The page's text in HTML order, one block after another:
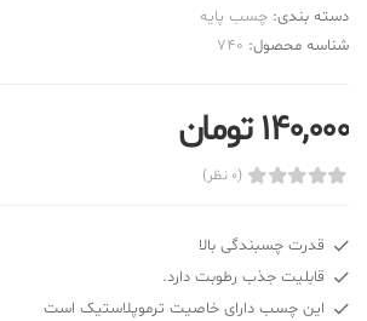
دسته بندی: چسب پایه
شناسه محصول: 740
140,000 تومان
(0 نظر)
قدرت چسبندگی بالا
قابلیت جذب رطوبت دارد.
این چسب دارای خاصیت ترموپلاستیک است